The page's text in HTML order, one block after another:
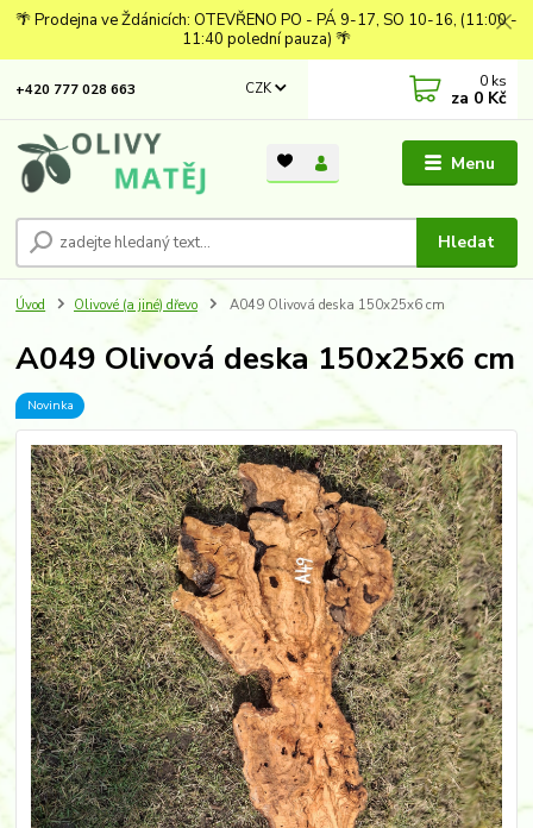
🌴 Prodejna ve Ždánicích: OTEVŘENO PO - PÁ 9-17, SO 10-16, (11:00 -
11:40 polední pauza) 🌴
Menu
CZK
Hledat
+420 777 028 663 0 ks
za 0 Kč
Úvod Olivové (a jiné) dřevo A049 Olivová deska 150x25x6 cm
A049 Olivová deska 150x25x6 cm
Novinka